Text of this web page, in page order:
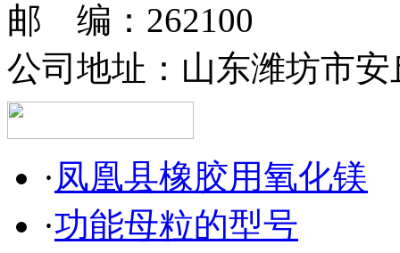
邮 编：262100
公司地址： 山东潍坊市
·凤凰县橡胶用氧化镁
·功能母粒的型号